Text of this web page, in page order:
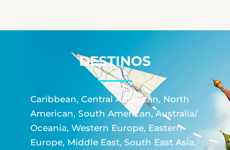
DESTINOS
Caribbean, Central American, North
American, South American, Australia/
Oceania, Western Europe, Eastern
Europe, Middle East, South East Asia,